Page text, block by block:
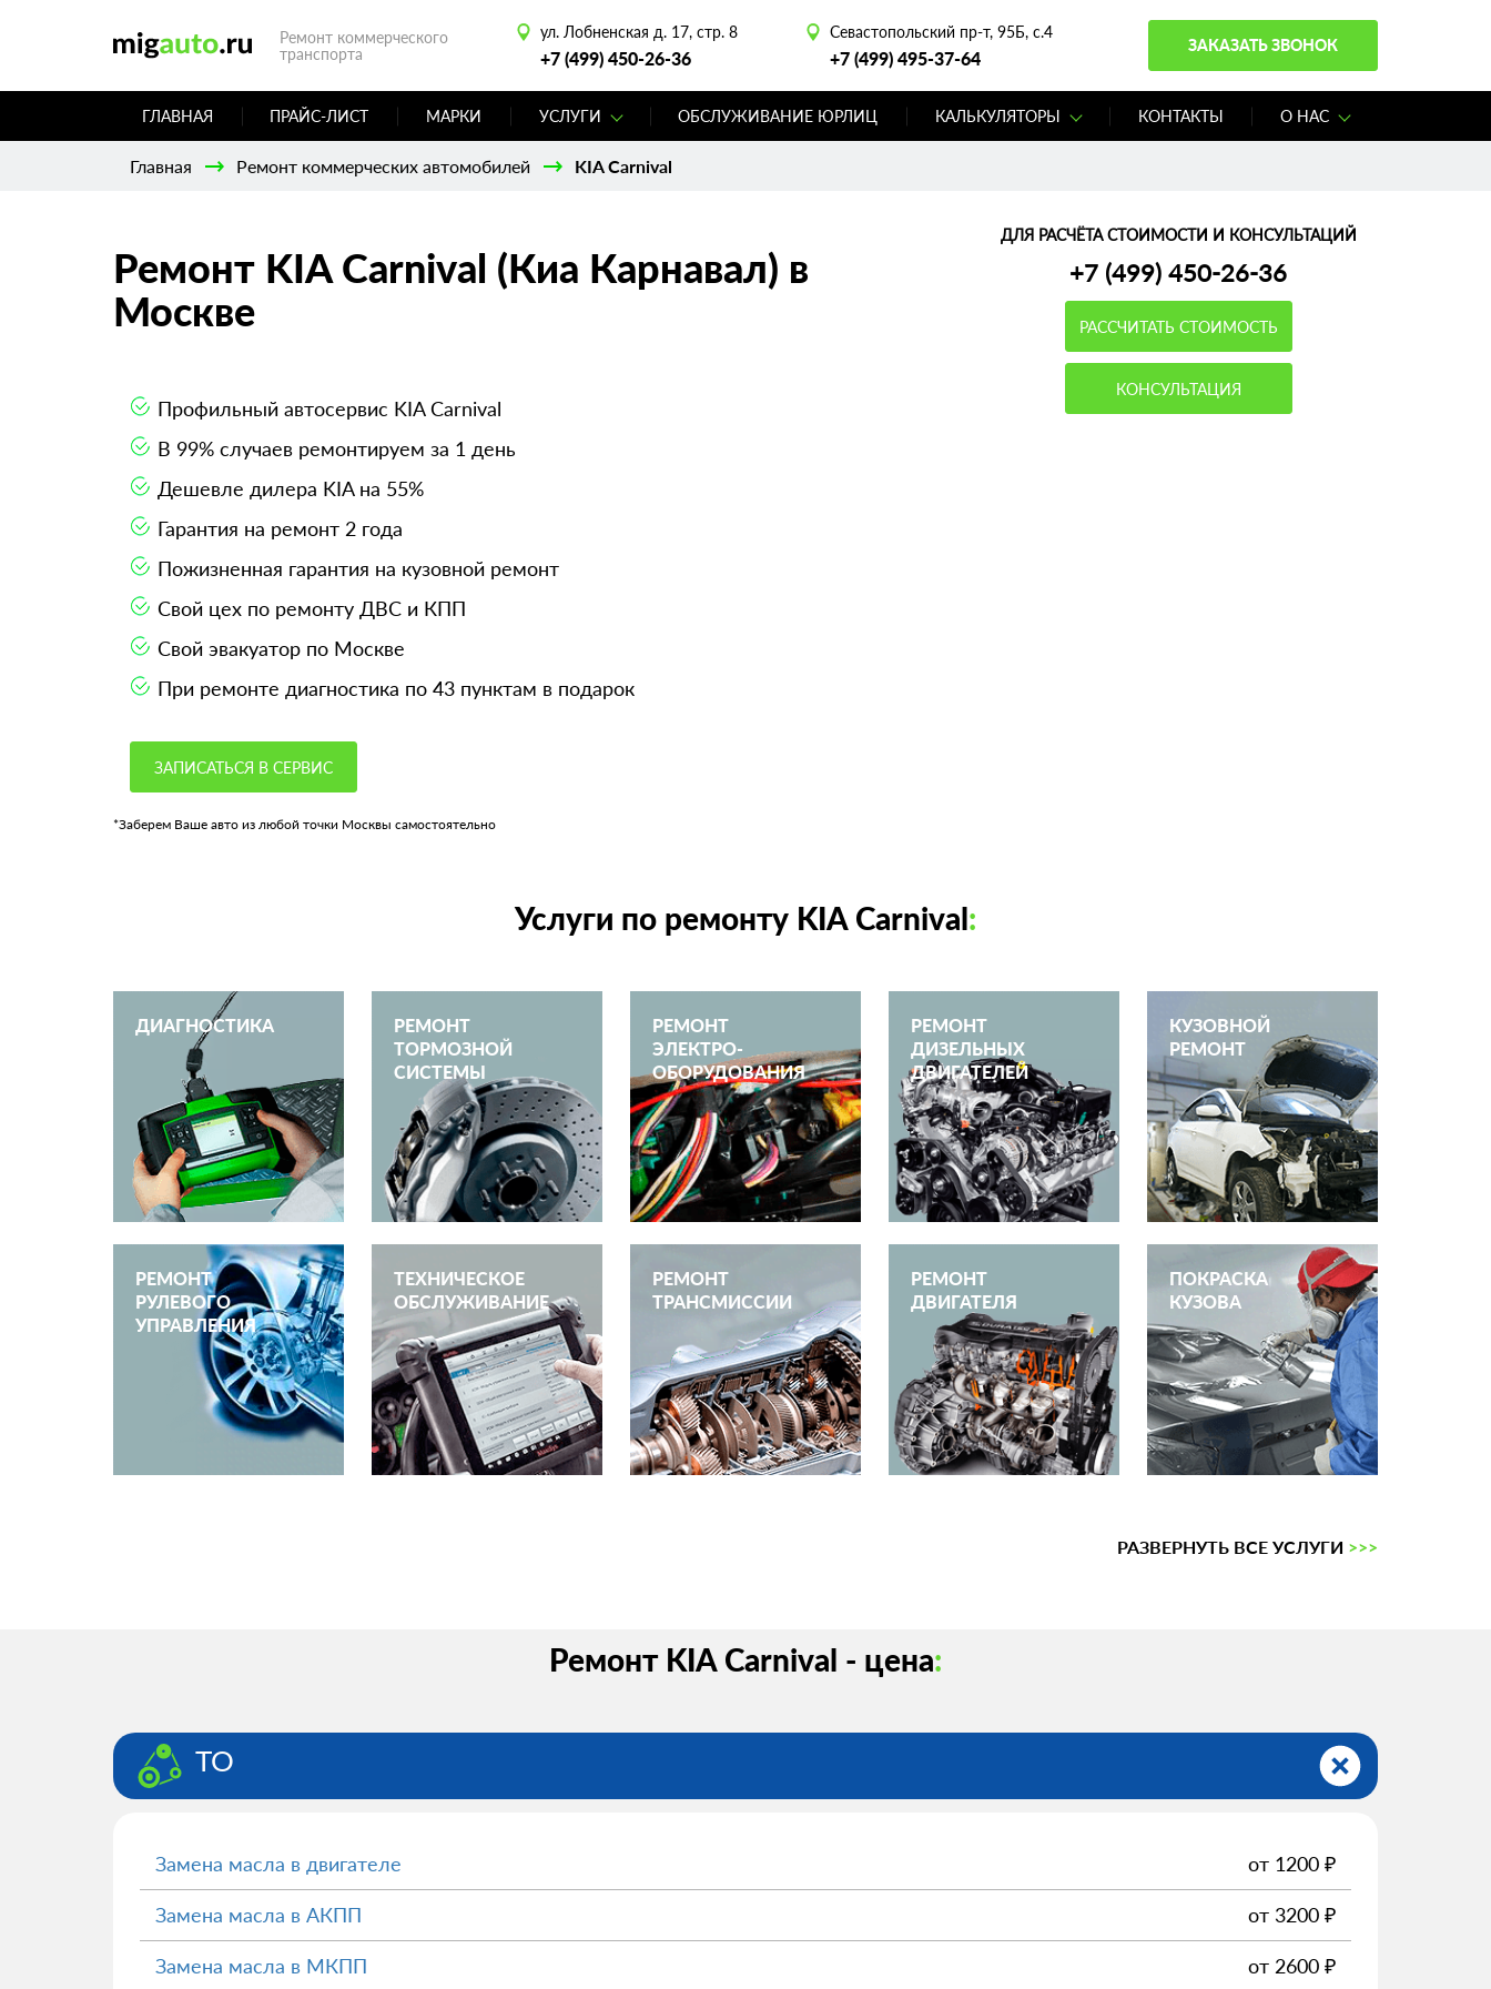
Ремонт коммерческого
транспорта
ул. Лобненская д. 17, стр. 8
+7 (499) 450-26-36
Севастопольский пр-т, 95Б, с.4
+7 (499) 495-37-64
ЗАКАЗАТЬ ЗВОНОК
ГЛАВНАЯ ПРАЙС-ЛИСТ МАРКИ УСЛУГИ ОБСЛУЖИВАНИЕ ЮРЛИЦ КАЛЬКУЛЯТОРЫ КОНТАКТЫ О НАС
Главная Ремонт коммерческих автомобилей KIA Carnival
Ремонт KIA Carnival (Киа Карнавал) в
Москве
Профильный автосервис KIA Carnival
В 99% случаев ремонтируем за 1 день
Дешевле дилера KIA на 55%
Гарантия на ремонт 2 года
Пожизненная гарантия на кузовной ремонт
Свой цех по ремонту ДВС и КПП
Свой эвакуатор по Москве
При ремонте диагностика по 43 пунктам в подарок
ЗАПИСАТЬСЯ В СЕРВИС
*Заберем Ваше авто из любой точки Москвы самостоятельно
ДЛЯ РАСЧЁТА СТОИМОСТИ И КОНСУЛЬТАЦИЙ
+7 (499) 450-26-36
РАССЧИТАТЬ СТОИМОСТЬ
КОНСУЛЬТАЦИЯ
Услуги по ремонту KIA Carnival:
ДИАГНОСТИКА
РЕМОНТ
ТОРМОЗНОЙ
СИСТЕМЫ
РЕМОНТ
ЭЛЕКТРО­
ОБОРУДОВАНИЯ
РЕМОНТ
ДИЗЕЛЬНЫХ
ДВИГАТЕЛЕЙ
КУЗОВНОЙ
РЕМОНТ
РЕМОНТ
РУЛЕВОГО
УПРАВЛЕНИЯ
ТЕХНИЧЕСКОЕ
ОБСЛУЖИВАНИЕ
РЕМОНТ
ТРАНСМИССИИ
РЕМОНТ
ДВИГАТЕЛЯ
ПОКРАСКА
КУЗОВА
РАЗВЕРНУТЬ ВСЕ УСЛУГИ >>>
Ремонт KIA Carnival - цена:
ТО
Замена масла в двигателе от 1200 ₽
Замена масла в АКПП от 3200 ₽
Замена масла в МКПП от 2600 ₽